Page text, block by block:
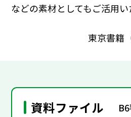
などの素材としてもご活用い
東京書籍
資料ファイル